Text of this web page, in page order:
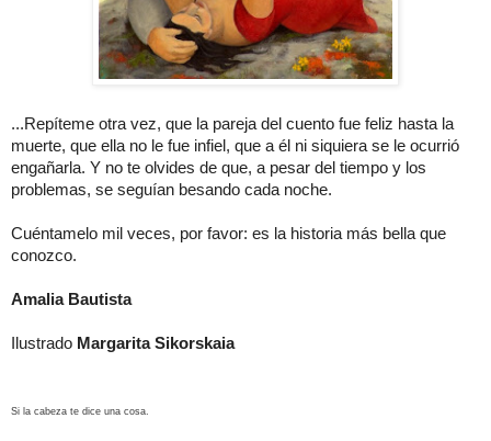
...Repíteme otra vez, que la pareja del cuento fue feliz hasta la
muerte, que ella no le fue infiel, que a él ni siquiera se le ocurrió
engañarla. Y no te olvides de que, a pesar del tiempo y los
problemas, se seguían besando cada noche.
Cuéntamelo mil veces, por favor: es la historia más bella que
conozco.
Amalia Bautista
Ilustrado Margarita Sikorskaia
Si la cabeza te dice una cosa.